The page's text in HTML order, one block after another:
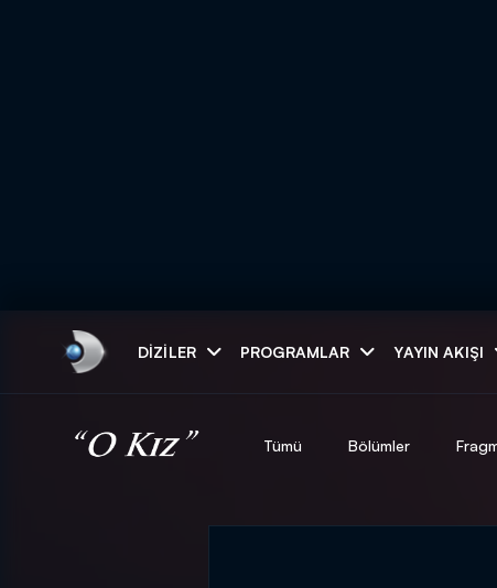
DIZILER PROGRAMLAR YAYIN AKIŞI
Tümü Bölümler